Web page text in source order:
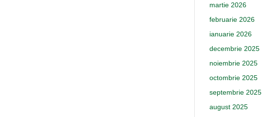
martie 2026
februarie 2026
ianuarie 2026
decembrie 2025
noiembrie 2025
octombrie 2025
septembrie 2025
august 2025